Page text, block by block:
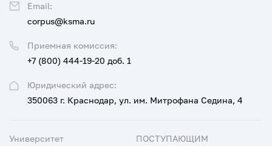
Юридический адрес:
350063 г. Краснодар, ул. им. Митрофана Седина, 4
Приемная комиссия:
+7 (800) 444-19-20 доб. 1
Email:
corpus@ksma.ru
Университет ПОСТУПАЮЩИМ